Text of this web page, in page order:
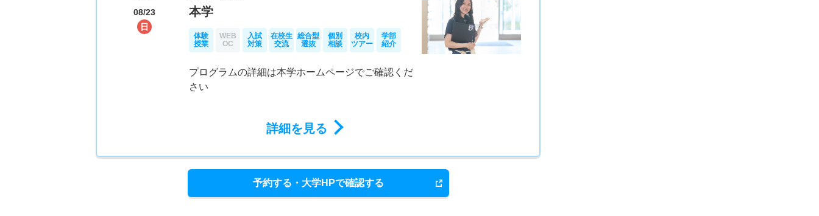
08/23
日
本学
体験
授業
WEB
OC
入試
対策
在校生
交流
総合型
選抜
個別
相談
校内
ツアー
学部
紹介
プログラムの詳細は本学ホームページでご確認くだ
さい
詳細を見る
予約する・大学HPで確認する